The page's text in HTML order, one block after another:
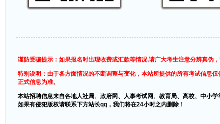
谨防受骗提示：如果报名时出现收费或汇款等情况,请广大考生注意分辨真伪
特别说明：由于各方面情况的不断调整与变化，本站所提供的所有考试信息
正式信息为准。
本站招聘信息来自各地人社局、政府网、人事考试网、教育局、高校、中小
如果有侵犯版权请联系下方站长qq，我们将在24小时之内删除！